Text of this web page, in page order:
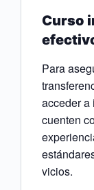
Curso
Para
acceder a
cuenten
vicios.